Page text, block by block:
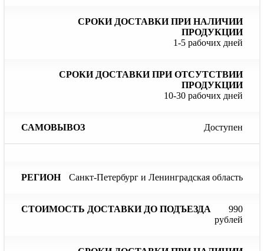
1-5 рабочих дней
10-30 рабочих дней
Доступен
Санкт-Петербург и Ленинградская область
990
рублей